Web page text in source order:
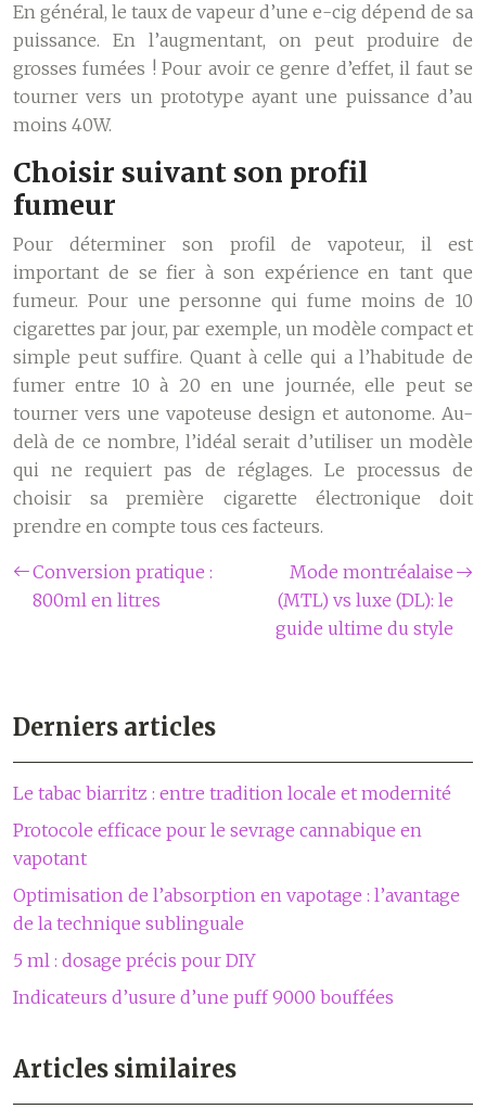
En général, le taux de vapeur d’une e-cig dépend de sa
puissance. En l’augmentant, on peut produire de
grosses fumées ! Pour avoir ce genre d’effet, il faut se
tourner vers un prototype ayant une puissance d’au
moins 40W.
Choisir suivant son profil
fumeur
Pour déterminer son profil de vapoteur, il est
important de se fier à son expérience en tant que
fumeur. Pour une personne qui fume moins de 10
cigarettes par jour, par exemple, un modèle compact et
simple peut suffire. Quant à celle qui a l’habitude de
fumer entre 10 à 20 en une journée, elle peut se
tourner vers une vapoteuse design et autonome. Au-
delà de ce nombre, l’idéal serait d’utiliser un modèle
qui ne requiert pas de réglages. Le processus de
choisir sa première cigarette électronique doit
prendre en compte tous ces facteurs.
Conversion pratique :
800ml en litres
Mode montréalaise
(MTL) vs luxe (DL): le
guide ultime du style
Derniers articles
Le tabac biarritz : entre tradition locale et modernité
Protocole efficace pour le sevrage cannabique en
vapotant
Optimisation de l’absorption en vapotage : l’avantage
de la technique sublinguale
5 ml : dosage précis pour DIY
Indicateurs d’usure d’une puff 9000 bouffées
Articles similaires